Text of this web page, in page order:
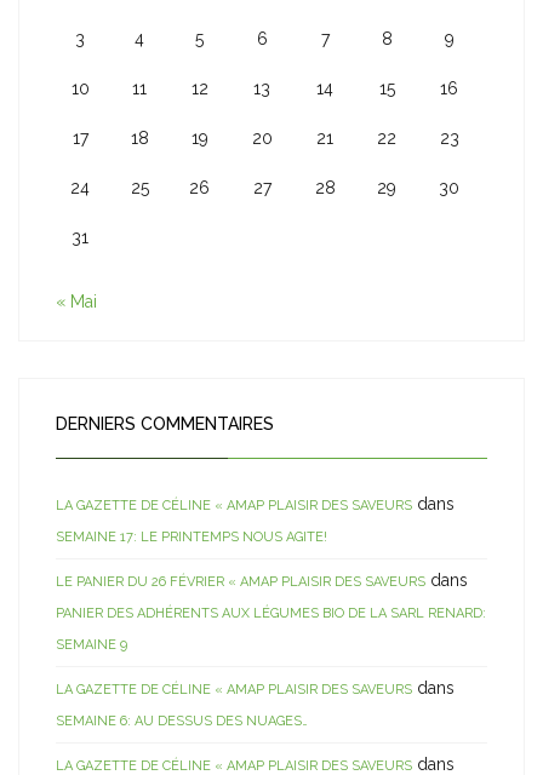
3 4 5 6 7 8 9
10 11 12 13 14 15 16
17 18 19 20 21 22 23
24 25 26 27 28 29 30
31
« Mai
DERNIERS COMMENTAIRES
LA GAZETTE DE CÉLINE « AMAP PLAISIR DES SAVEURS dans
SEMAINE 17: LE PRINTEMPS NOUS AGITE!
LE PANIER DU 26 FÉVRIER « AMAP PLAISIR DES SAVEURS dans
PANIER DES ADHÉRENTS AUX LÉGUMES BIO DE LA SARL RENARD:
SEMAINE 9
LA GAZETTE DE CÉLINE « AMAP PLAISIR DES SAVEURS dans
SEMAINE 6: AU DESSUS DES NUAGES…
LA GAZETTE DE CÉLINE « AMAP PLAISIR DES SAVEURS dans